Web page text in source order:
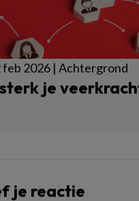
feb 2026 | Achtergrond
je
je reactie